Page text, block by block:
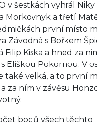
v šestkách vyhrál Niky
Morkovnyk a třetí
první místo
Závodná s Bořkem
Filip Kiska a hned za
Eliškou Pokornou. V
také velká, a to první
za ním v závěsu
bodů všech těchto